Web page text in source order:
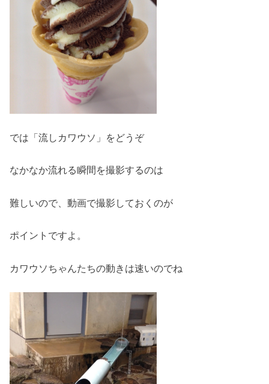
では「流しカワウソ」をどうぞ
なかなか流れる瞬間を撮影するのは
難しいので、動画で撮影しておくのが
ポイントですよ。
カワウソちゃんたちの動きは速いのでね